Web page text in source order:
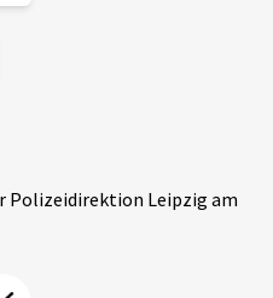
Polizeidirektion Leipzig am